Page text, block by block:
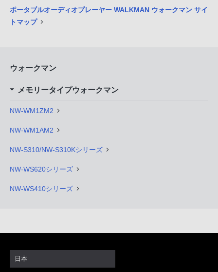
ポータブルオーディオプレーヤー WALKMAN ウォークマン サイ
トマップ
ウォークマン
メモリータイプウォークマン
NW-WM1ZM2
NW-WM1AM2
NW-S310/NW-S310Kシリーズ
NW-WS620シリーズ
NW-WS410シリーズ
日本